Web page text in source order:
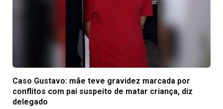
Caso Gustavo: mãe teve gravidez marcada por
conflitos com pai suspeito de matar criança, diz
delegado